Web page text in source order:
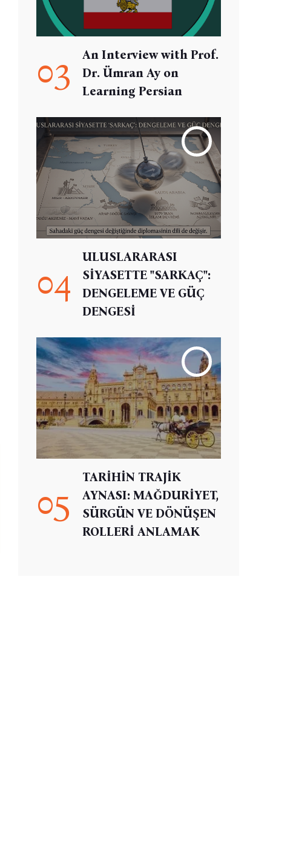
03
An Interview with Prof.
Dr. Ümran Ay on
Learning Persian
04
ULUSLARARASI
SİYASETTE "SARKAÇ":
DENGELEME VE GÜÇ
DENGESİ
05
TARİHİN TRAJİK
AYNASI: MAĞDURİYET,
SÜRGÜN VE DÖNÜŞEN
ROLLERİ ANLAMAK